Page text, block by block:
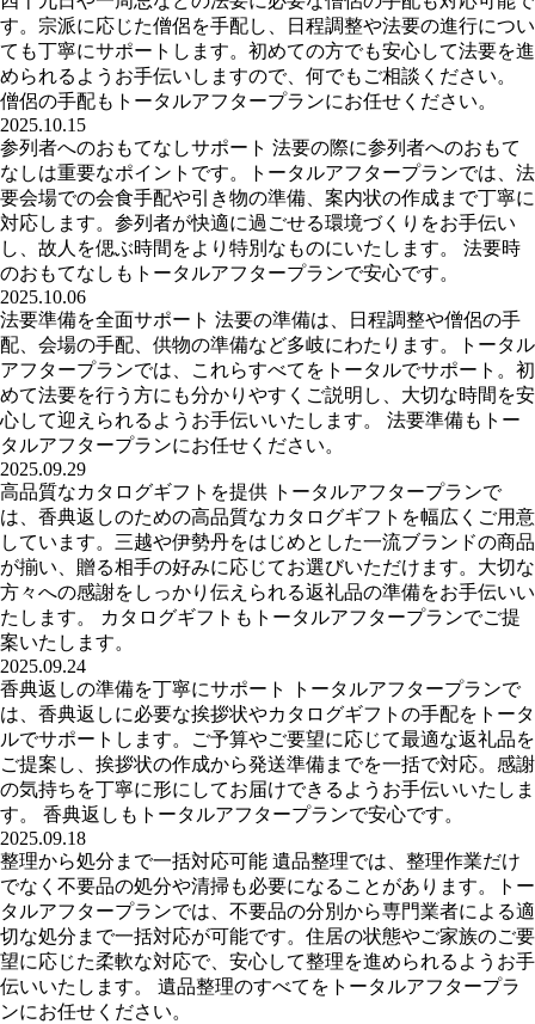
す。宗派に応じた僧侶を手配し、日程調整や法要の進行につい
ても丁寧にサポートします。初めての方でも安心して法要を進
められるようお手伝いしますので、何でもご相談ください。
僧侶の手配もトータルアフタープランにお任せください。
2025.10.15
参列者へのおもてなしサポート 法要の際に参列者へのおもて
なしは重要なポイントです。トータルアフタープランでは、法
要会場での会食手配や引き物の準備、案内状の作成まで丁寧に
対応します。参列者が快適に過ごせる環境づくりをお手伝い
し、故人を偲ぶ時間をより特別なものにいたします。 法要時
のおもてなしもトータルアフタープランで安心です。
2025.10.06
法要準備を全面サポート 法要の準備は、日程調整や僧侶の手
配、会場の手配、供物の準備など多岐にわたります。トータル
アフタープランでは、これらすべてをトータルでサポート。初
めて法要を行う方にも分かりやすくご説明し、大切な時間を安
心して迎えられるようお手伝いいたします。 法要準備もトー
タルアフタープランにお任せください。
2025.09.29
高品質なカタログギフトを提供 トータルアフタープランで
は、香典返しのための高品質なカタログギフトを幅広くご用意
しています。三越や伊勢丹をはじめとした一流ブランドの商品
が揃い、贈る相手の好みに応じてお選びいただけます。大切な
方々への感謝をしっかり伝えられる返礼品の準備をお手伝いい
たします。 カタログギフトもトータルアフタープランでご提
案いたします。
2025.09.24
香典返しの準備を丁寧にサポート トータルアフタープランで
は、香典返しに必要な挨拶状やカタログギフトの手配をトータ
ルでサポートします。ご予算やご要望に応じて最適な返礼品を
ご提案し、挨拶状の作成から発送準備までを一括で対応。感謝
の気持ちを丁寧に形にしてお届けできるようお手伝いいたしま
す。 香典返しもトータルアフタープランで安心です。
2025.09.18
整理から処分まで一括対応可能 遺品整理では、整理作業だけ
でなく不要品の処分や清掃も必要になることがあります。トー
タルアフタープランでは、不要品の分別から専門業者による適
切な処分まで一括対応が可能です。住居の状態やご家族のご要
望に応じた柔軟な対応で、安心して整理を進められるようお手
伝いいたします。 遺品整理のすべてをトータルアフタープラ
ンにお任せください。